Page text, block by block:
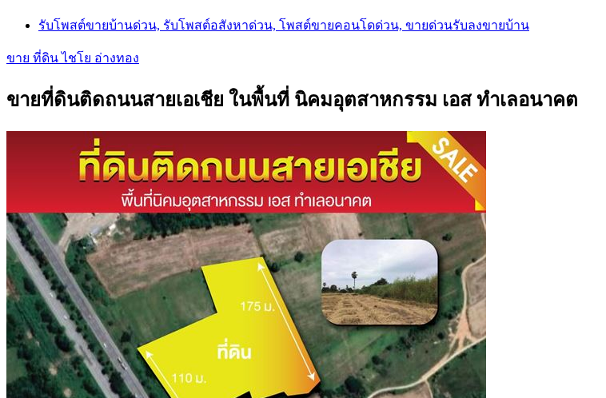
รับโพสต์ขายบ้านด่วน, รับโพสต์อสังหาด่วน, โพสต์ขายคอนโดด่วน, ขายด่วนรับลงขายบ้าน
ขาย ที่ดิน ไชโย อ่างทอง
ขายที่ดินติดถนนสายเอเชีย ในพื้นที่ นิคมอุตสาหกรรม เอส ทำเลอนาคต